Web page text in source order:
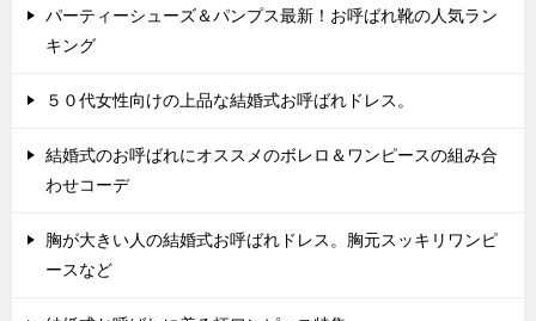
パーティーシューズ＆パンプス最新！お呼ばれ靴の人気ラン
キング
５０代女性向けの上品な結婚式お呼ばれドレス。
結婚式のお呼ばれにオススメのボレロ＆ワンピースの組み合
わせコーデ
胸が大きい人の結婚式お呼ばれドレス。胸元スッキリワンピ
ースなど